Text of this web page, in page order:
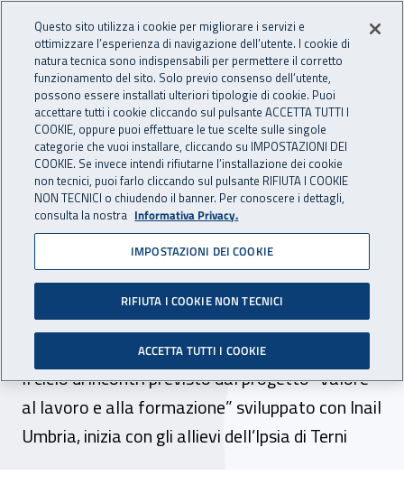
INAIL - Istituto Nazionale
Apri cerca
Navigazione principale
Navigazione - Ti trovi in:
Home Inail comunica News
16 gennaio 2025
Rischi psicosociali nel
lavoro, la prevenzione
spiegata agli studenti
Il ciclo di incontri previsto dal progetto “Valore
al lavoro e alla formazione” sviluppato con Inail
Umbria, inizia con gli allievi dell’Ipsia di Terni
Questo sito utilizza i cookie per migliorare i servizi e
ottimizzare l’esperienza di navigazione dell’utente. I cookie di
natura tecnica sono indispensabili per permettere il corretto
funzionamento del sito. Solo previo consenso dell’utente,
possono essere installati ulteriori tipologie di cookie. Puoi
accettare tutti i cookie cliccando sul pulsante ACCETTA TUTTI I
COOKIE, oppure puoi effettuare le tue scelte sulle singole
categorie che vuoi installare, cliccando su IMPOSTAZIONI DEI
COOKIE. Se invece intendi rifiutarne l’installazione dei cookie
non tecnici, puoi farlo cliccando sul pulsante RIFIUTA I COOKIE
NON TECNICI o chiudendo il banner. Per conoscere i dettagli,
consulta la nostra Informativa Privacy.
IMPOSTAZIONI DEI COOKIE
RIFIUTA I COOKIE NON TECNICI
ACCETTA TUTTI I COOKIE